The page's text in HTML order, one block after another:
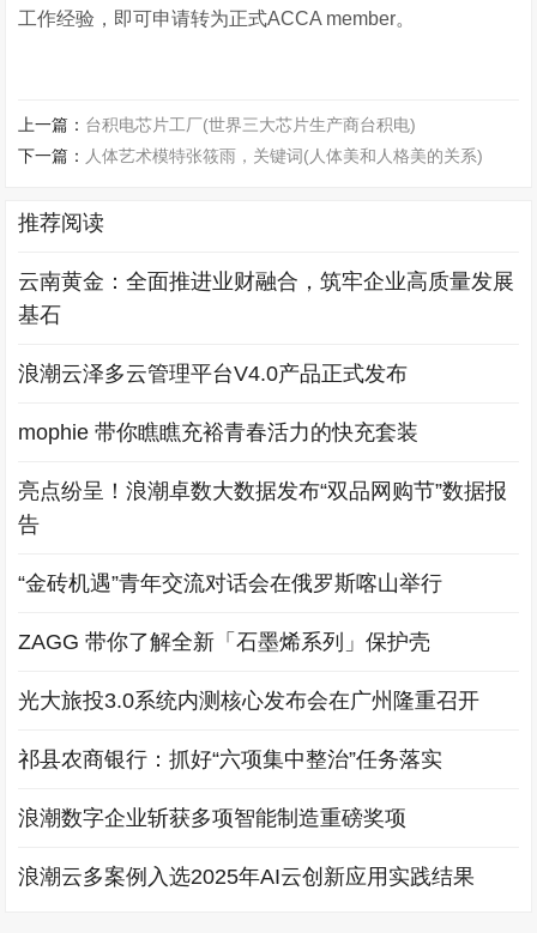
工作经验，即可申请转为正式ACCA member。
上一篇： 台积电芯片工厂(世界三大芯片生产商台积电)
下一篇： 人体艺术模特张筱雨，关键词(人体美和人格美的关系)
推荐阅读
云南黄金：全面推进业财融合，筑牢企业高质量发展
基石
浪潮云泽多云管理平台V4.0产品正式发布
mophie 带你瞧瞧充裕青春活力的快充套装
亮点纷呈！浪潮卓数大数据发布“双品网购节”数据报
告
“金砖机遇”青年交流对话会在俄罗斯喀山举行
ZAGG 带你了解全新「石墨烯系列」保护壳
光大旅投3.0系统内测核心发布会在广州隆重召开
祁县农商银行：抓好“六项集中整治”任务落实
浪潮数字企业斩获多项智能制造重磅奖项
浪潮云多案例入选2025年AI云创新应用实践结果